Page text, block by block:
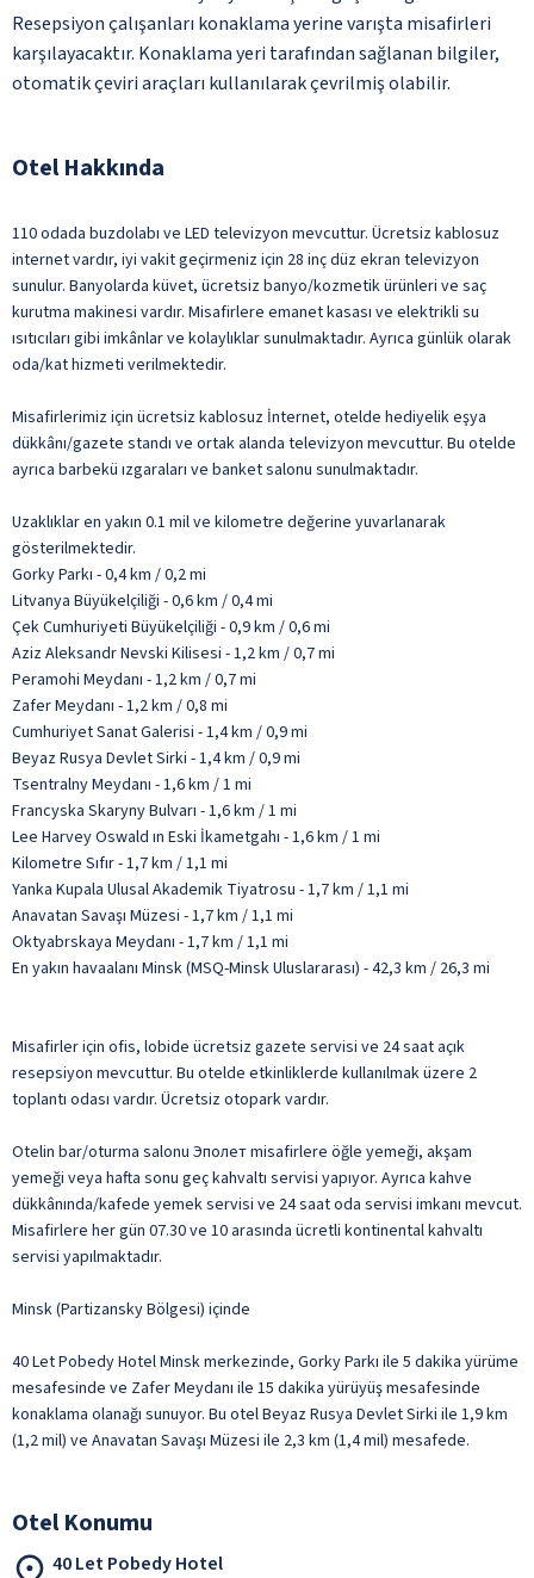
Resepsiyon çalışanları konaklama yerine varışta misafirleri
karşılayacaktır. Konaklama yeri tarafından sağlanan bilgiler,
otomatik çeviri araçları kullanılarak çevrilmiş olabilir.
Otel Hakkında
110 odada buzdolabı ve LED televizyon mevcuttur. Ücretsiz kablosuz
internet vardır, iyi vakit geçirmeniz için 28 inç düz ekran televizyon
sunulur. Banyolarda küvet, ücretsiz banyo/kozmetik ürünleri ve saç
kurutma makinesi vardır. Misafirlere emanet kasası ve elektrikli su
ısıtıcıları gibi imkânlar ve kolaylıklar sunulmaktadır. Ayrıca günlük olarak
oda/kat hizmeti verilmektedir.
Misafirlerimiz için ücretsiz kablosuz İnternet, otelde hediyelik eşya
dükkânı/gazete standı ve ortak alanda televizyon mevcuttur. Bu otelde
ayrıca barbekü ızgaraları ve banket salonu sunulmaktadır.
Uzaklıklar en yakın 0.1 mil ve kilometre değerine yuvarlanarak
gösterilmektedir.
Gorky Parkı - 0,4 km / 0,2 mi
Litvanya Büyükelçiliği - 0,6 km / 0,4 mi
Çek Cumhuriyeti Büyükelçiliği - 0,9 km / 0,6 mi
Aziz Aleksandr Nevski Kilisesi - 1,2 km / 0,7 mi
Peramohi Meydanı - 1,2 km / 0,7 mi
Zafer Meydanı - 1,2 km / 0,8 mi
Cumhuriyet Sanat Galerisi - 1,4 km / 0,9 mi
Beyaz Rusya Devlet Sirki - 1,4 km / 0,9 mi
Tsentralny Meydanı - 1,6 km / 1 mi
Francyska Skaryny Bulvarı - 1,6 km / 1 mi
Lee Harvey Oswald ın Eski İkametgahı - 1,6 km / 1 mi
Kilometre Sıfır - 1,7 km / 1,1 mi
Yanka Kupala Ulusal Akademik Tiyatrosu - 1,7 km / 1,1 mi
Anavatan Savaşı Müzesi - 1,7 km / 1,1 mi
Oktyabrskaya Meydanı - 1,7 km / 1,1 mi
En yakın havaalanı Minsk (MSQ-Minsk Uluslararası) - 42,3 km / 26,3 mi
Misafirler için ofis, lobide ücretsiz gazete servisi ve 24 saat açık
resepsiyon mevcuttur. Bu otelde etkinliklerde kullanılmak üzere 2
toplantı odası vardır. Ücretsiz otopark vardır.
Otelin bar/oturma salonu Эполет misafirlere öğle yemeği, akşam
yemeği veya hafta sonu geç kahvaltı servisi yapıyor. Ayrıca kahve
dükkânında/kafede yemek servisi ve 24 saat oda servisi imkanı mevcut.
Misafirlere her gün 07.30 ve 10 arasında ücretli kontinental kahvaltı
servisi yapılmaktadır.
Minsk (Partizansky Bölgesi) içinde
40 Let Pobedy Hotel Minsk merkezinde, Gorky Parkı ile 5 dakika yürüme
mesafesinde ve Zafer Meydanı ile 15 dakika yürüyüş mesafesinde
konaklama olanağı sunuyor. Bu otel Beyaz Rusya Devlet Sirki ile 1,9 km
(1,2 mil) ve Anavatan Savaşı Müzesi ile 2,3 km (1,4 mil) mesafede.
Otel Konumu
40 Let Pobedy Hotel